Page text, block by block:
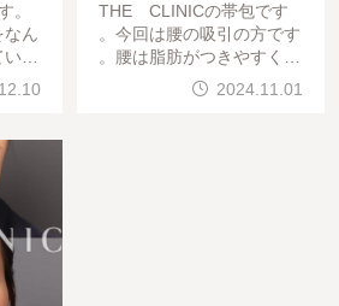
。
なん
る
と言
す
THE CLINICの帯包です
。今回は腰の吸引の方です
。腰は脂肪がつきやすく落
ちにくくて相談に来られる
方も多いです。そのため脂
2024.11.01